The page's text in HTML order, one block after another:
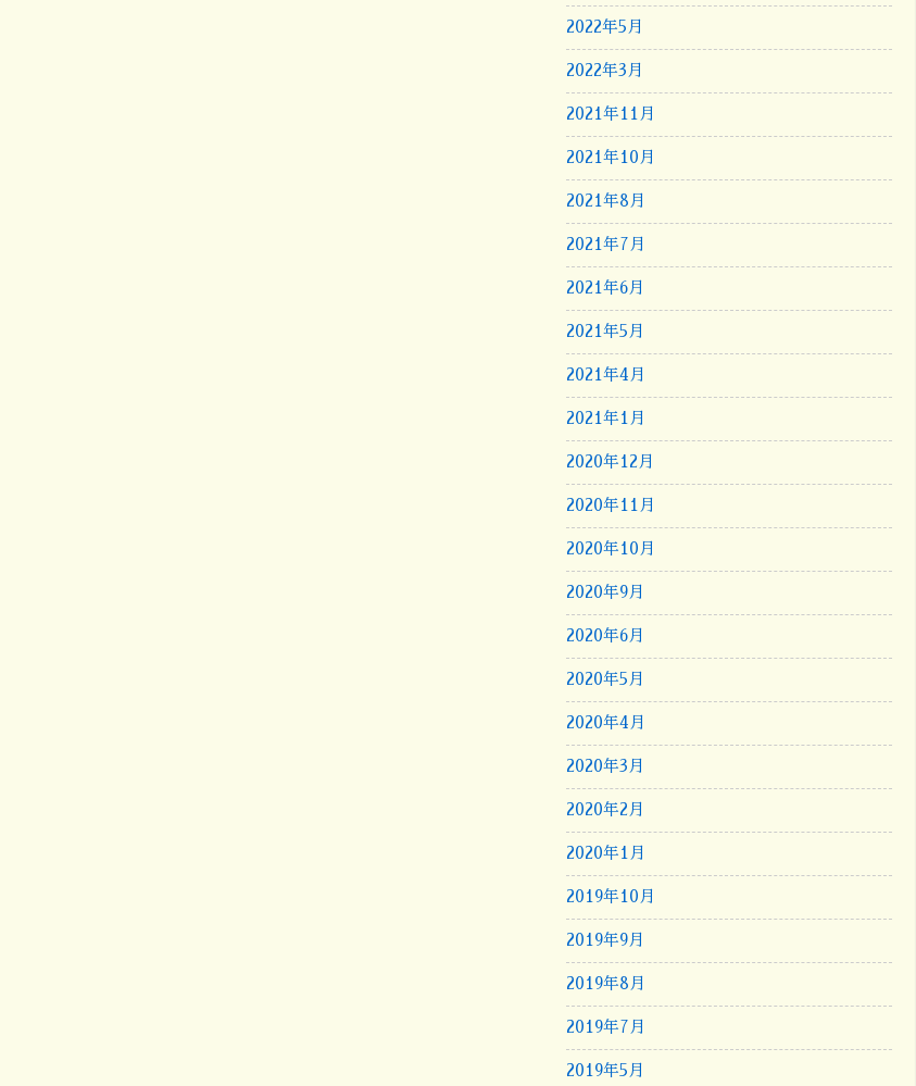
2022年5月
2022年3月
2021年11月
2021年10月
2021年8月
2021年7月
2021年6月
2021年5月
2021年4月
2021年1月
2020年12月
2020年11月
2020年10月
2020年9月
2020年6月
2020年5月
2020年4月
2020年3月
2020年2月
2020年1月
2019年10月
2019年9月
2019年8月
2019年7月
2019年5月